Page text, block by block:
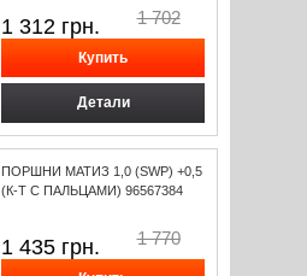
1 312 грн. 1 702
Детали
ПОРШНИ МАТИЗ 1,0 (SWP) +0,5
(К-Т С ПАЛЬЦАМИ) 96567384
1 435 грн. 1 770